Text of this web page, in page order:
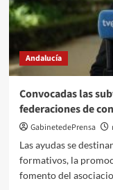
de
Almería
un
convenio
la
rehabilitación
de
histórica
Iglesia
Parroquial
Andalucía
Convocadas las
federaciones de
GabinetedePrensa
Las ayudas se
formativos, la
fomento del